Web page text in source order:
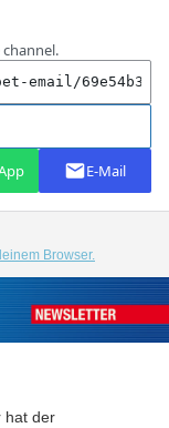
Browser.
hat der